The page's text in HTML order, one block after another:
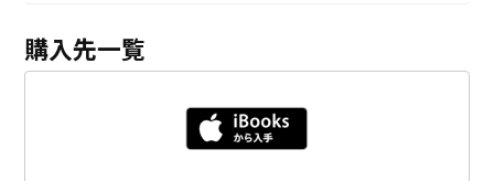
購入先一覧